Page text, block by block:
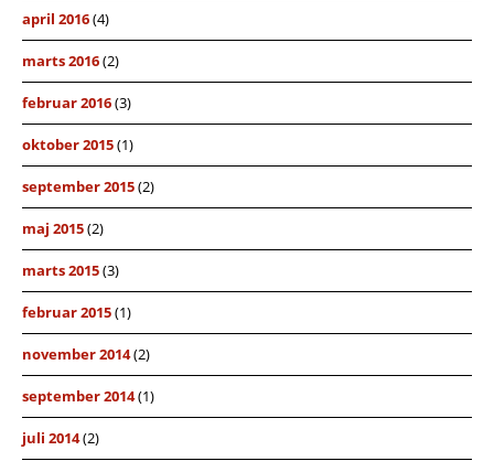
april 2016(4)
marts 2016(2)
februar 2016(3)
oktober 2015(1)
september 2015(2)
maj 2015(2)
marts 2015(3)
februar 2015(1)
november 2014(2)
september 2014(1)
juli 2014(2)